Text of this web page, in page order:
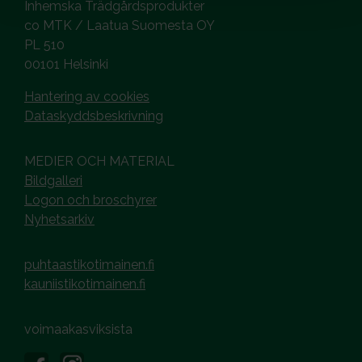
Inhemska Trädgårdsprodukter
co MTK / Laatua Suomesta OY
PL 510
00101 Helsinki
Hantering av cookies
Dataskyddsbeskrivning
MEDIER OCH MATERIAL
Bildgalleri
Logon och broschyrer
Nyhetsarkiv
puhtaastikotimainen.fi
kauniistikotimainen.fi
voimaakasviksista